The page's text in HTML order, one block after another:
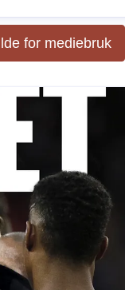
barnebøker +
for mediebruk